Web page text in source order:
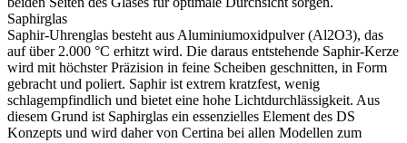
Saphirglas
Saphir-Uhrenglas besteht aus Aluminiumoxidpulver (Al2O3), das
auf über 2.000 °C erhitzt wird. Die daraus entstehende Saphir-Kerze
wird mit höchster Präzision in feine Scheiben geschnitten, in Form
gebracht und poliert. Saphir ist extrem kratzfest, wenig
schlagempfindlich und bietet eine hohe Lichtdurchlässigkeit. Aus
diesem Grund ist Saphirglas ein essenzielles Element des DS
Konzepts und wird daher von Certina bei allen Modellen zum